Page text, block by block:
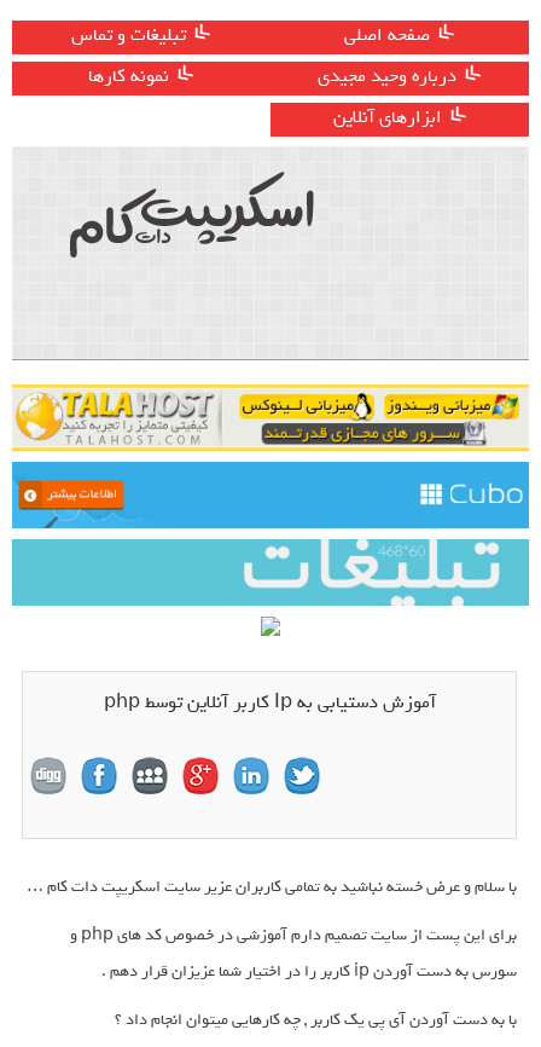
صفحه اصلی
تبلیغات و تماس
درباره وحید مجیدی
نمونه کارها
ابزارهای آنلاین
آموزش دستیابی به Ip کاربر آنلاین توسط php
با سلام و عرض خسته نباشید به تمامی کاربران عزیر سایت اسکریپت دات کام …
برای این پست از سایت تصمیم دارم آموزشی در خصوص کد های php و
سورس به دست آوردن ip کاربر را در اختیار شما عزیزان قرار دهم .
با به دست آوردن آی پی یک کاربر , چه کارهایی میتوان انجام داد ؟